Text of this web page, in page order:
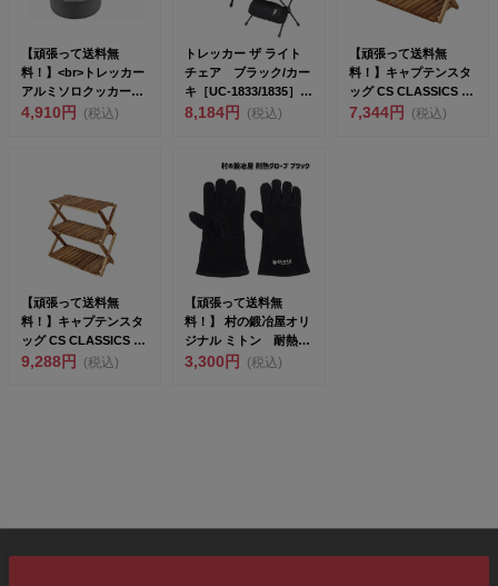
【頑張って送料無
料！】<br>トレッカー
アルミソロクッカーセ
ット 〈M...
4,910円 (税込)
トレッカー ザ ライト
チェア ブラック/カー
キ［UC-1833/1835］
<b...
8,184円 (税込)
【頑張って送料無
料！】キャプテンスタ
ッグ CS CLASSICS Ｃ
Ｓクラシックス ...
7,344円 (税込)
【頑張って送料無
料！】キャプテンスタ
ッグ CS CLASSICS Ｃ
Ｓクラシックス ...
9,288円 (税込)
【頑張って送料無
料！】 村の鍛冶屋オリ
ジナル ミトン 耐熱グ
3,300円 (税込)